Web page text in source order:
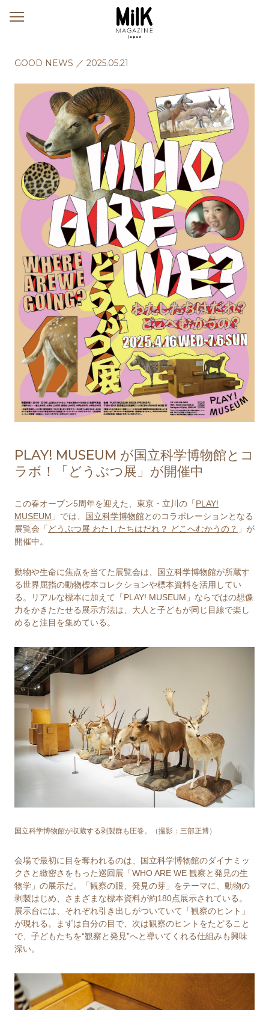
メ
GOOD NEWS ／ 2025.05.21
PLAY! MUSEUM が国⽴科学博物館とコ
ラボ！「どうぶつ展」が開催中
この春オープン5周年を迎えた、東京・立川の「 PLAY!
MUSEUM 」では、 国⽴科学博物館とのコラボレーションとなる
展覧会「 どうぶつ展 わたしたちはだれ？ どこへむかうの？ 」が
開催中。
動物や生命に焦点を当てた展覧会は、国⽴科学博物館が所蔵す
る世界屈指の動物標本コレクションや標本資料を活⽤してい
る。リアルな標本に加えて「PLAY! MUSEUM」ならではの想像
力をかきたたせる展示方法は、大人と子どもが同じ目線で楽し
めると注目を集めている。
国⽴科学博物館が収蔵する剥製群も圧巻。（撮影：三部正博）
会場で最初に目を奪われるのは、国⽴科学博物館のダイナミッ
クさと緻密さをもった巡回展「WHO ARE WE 観察と発見の生
物学」の展示だ。「観察の眼、発⾒の芽」をテーマに、動物の
剥製はじめ、さまざまな標本資料が約180点展示されている。
展⽰台には、それぞれ引き出しがついていて「観察のヒント」
が現れる。まずは自分の目で、次は観察のヒントをたどること
で、子どもたちを“観察と発見”へと導いてくれる仕組みも興味
深い。